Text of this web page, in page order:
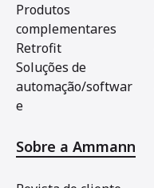
Produtos
complementares
Retrofit
Soluções de
automação/softwar
e
Sobre a Ammann